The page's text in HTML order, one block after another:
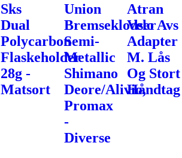
Sks
Dual
Polycarbon
Flaskeholder
28g -
Matsort
Union
Bremseklodser
Semi-
Metallic
Shimano
Deore/Alivio,
Promax
-
Diverse
Atran
Velo Avs
Adapter
M. Lås
Og Stort
Håndtag